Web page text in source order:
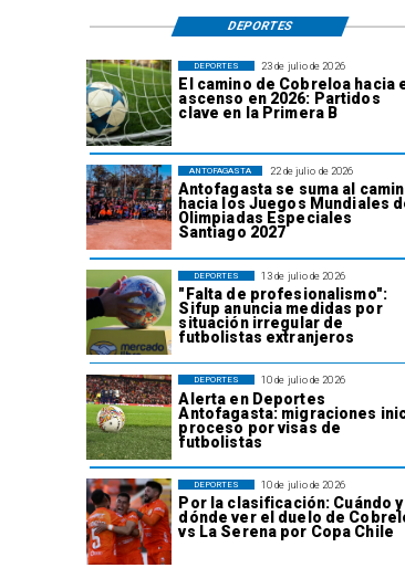
23 de julio de 2026
El camino de Cobreloa hacia
ascenso en 2026: Partidos
clave en la Primera B
DEPORTES
22 de julio de 2026
Antofagasta se suma al
hacia los Juegos Mundiales
Olimpiadas Especiales
Santiago 2027
ANTOFAGASTA
13 de julio de 2026
"Falta de profesionalismo":
Sifup anuncia medidas por
situación irregular de
futbolistas extranjeros
DEPORTES
10 de julio de 2026
Alerta en Deportes
Antofagasta: migraciones
proceso por visas de
futbolistas
DEPORTES
10 de julio de 2026
Por la clasificación: Cuándo y
dónde ver el duelo de
vs La Serena por Copa Chile
DEPORTES
DEPORTES